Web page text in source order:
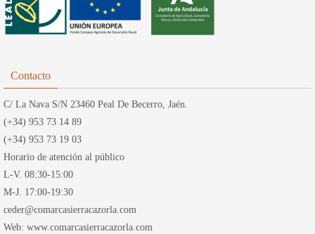
Contacto
C/ La Nava S/N 23460 Peal De Becerro, Jaén.
(+34) 953 73 14 89
(+34) 953 73 19 03
Horario de atención al público
L-V. 08:30-15:00
M-J. 17:00-19:30
ceder@comarcasierracazorla.com
Web: www.comarcasierracazorla.com